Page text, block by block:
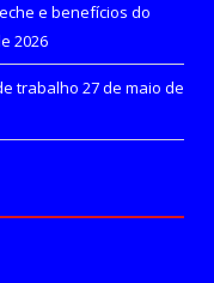
e benefícios do
2026
trabalho 27 de maio de